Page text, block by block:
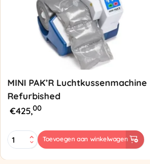
MINI PAK’R Luchtkussenmachine
Refurbished
€425,00
MINI
PAK'R
Toevoegen aan winkelwagen